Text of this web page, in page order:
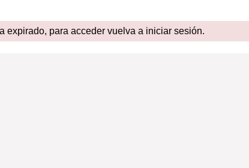
expirado, para acceder vuelva a iniciar sesión.